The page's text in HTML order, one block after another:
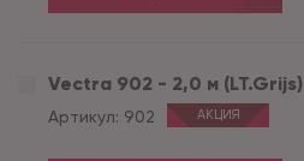
Vectra 902 - 2,0 м (LT.Grijs)
Артикул: 902 АКЦИЯ